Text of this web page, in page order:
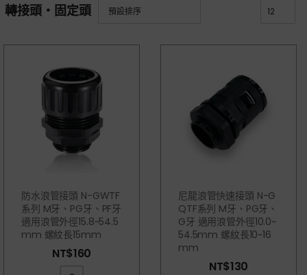
轉接頭・固定頭
防水浪管接頭 N-GWTF
系列 M牙、PG牙、PF牙
適用浪管外徑15.8~54.5
Mm 螺紋長15mm
NT$160
尼龍浪管快速接頭 N-G
QTF系列 M牙、PG牙、
G牙 適用浪管外徑10.0~
54.5mm 螺紋長10~16
Mm
NT$130